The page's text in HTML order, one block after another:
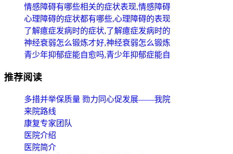
情感障碍有哪些相关的症状表现,情感障碍
心理障碍的症状都有哪些,心理障碍的表现
了解癔症发病时的症状,了解癔症发病时的
神经衰弱怎么锻炼才好,神经衰弱怎么锻炼
青少年抑郁症能自愈吗,青少年抑郁症能自
推荐阅读
多措并举保质量 勠力同心促发展——我院
来院路线
康复专家团队
医院介绍
医院简介